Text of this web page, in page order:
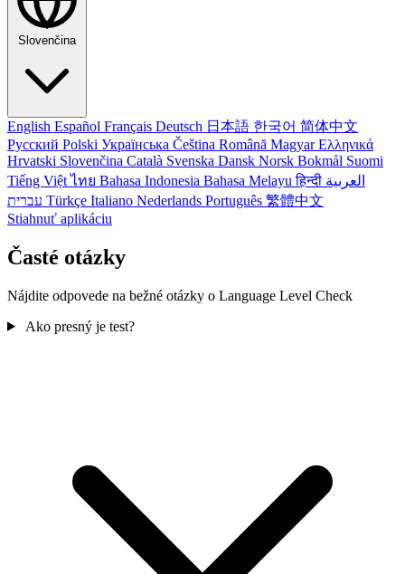
Slovenčina
English Español Français Deutsch 日本語 한국어 简体中文
Русский Polski Українська Čeština Română MagyarΕλληνικά
Hrvatski Slovenčina Català Svenska Dansk Norsk Bokmål Suomi
Tiếng Việtไทย Bahasa Indonesia Bahasa Melayuहिन्दी العربية
Türkçe Italiano Nederlands Português 繁體中文
Stiahnuť aplikáciu
Časté otázky
Nájdite odpovede na bežné otázky o Language Level Check
Ako presný je test?